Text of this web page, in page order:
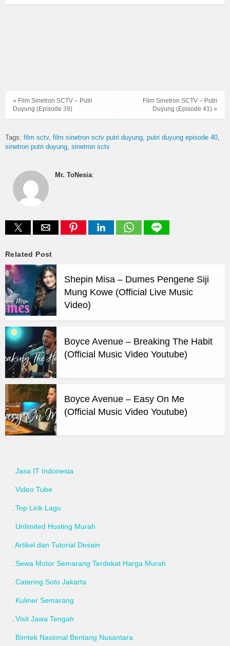
Film Sinetron SCTV – Putri
Duyung (Episode 41) »
« Film Sinetron SCTV – Putri
Duyung (Episode 39)
Tags: film sctv film sinetron sctv putri duyung putri duyung episode 40
sinetron putri duyung sinetron sctv
Mr. ToNesia:
Related Post
Shepin Misa – Dumes Pengene Siji
Mung Kowe (Official Live Music
Video)
Boyce Avenue – Breaking The Habit
(Official Music Video Youtube)
Boyce Avenue – Easy On Me
(Official Music Video Youtube)
Jasa IT Indonesia
Video Tube
Top Lirik Lagu
Unlimited Hosting Murah
Artikel dan Tutorial Desain
Sewa Motor Semarang Terdekat Harga Murah
Catering Soto Jakarta
Kuliner Semarang
Visit Jawa Tengah
Bimtek Nasional Bentang Nusantara